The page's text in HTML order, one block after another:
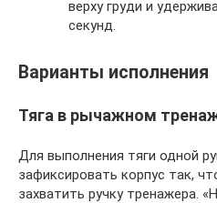
верху груди и
секунд.
Варианты исполнения
Тяга в рычажном
Для выполнения тяги одной
зафиксировать корпус так,
захватить ручку тренажера.